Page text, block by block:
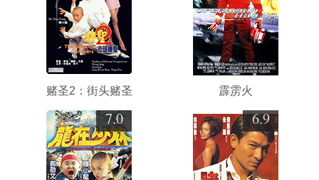
赌圣2：街头赌圣 霹雳火
7.0 6.9